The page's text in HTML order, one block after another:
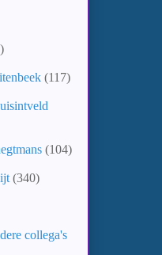
(117)
(104)
(340)
collega's